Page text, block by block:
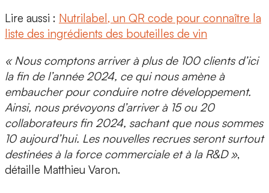
Lire aussi : Nutrilabel, un QR code pour connaître la
liste des ingrédients des bouteilles de vin
« Nous comptons arriver à plus de 100 clients d’ici
la fin de l’année 2024, ce qui nous amène à
embaucher pour conduire notre développement.
Ainsi, nous prévoyons d’arriver à 15 ou 20
collaborateurs fin 2024, sachant que nous sommes
10 aujourd’hui. Les nouvelles recrues seront surtout
destinées à la force commerciale et à la R&D »,
détaille Matthieu Varon.